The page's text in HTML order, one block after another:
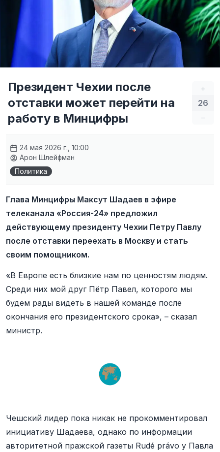
+
26
–
Президент Чехии после
отставки может перейти на
работу в Минцифры
24 мая 2026 г., 10:00
Арон Шлейфман
Политика
Глава Минцифры Максут Шадаев в эфире
телеканала «Россия-24» предложил
действующему президенту Чехии Петру Павлу
после отставки переехать в Москву и стать
своим помощником.
«В Европе есть близкие нам по ценностям людям.
Среди них мой друг Пётр Павел, которого мы
будем рады видеть в нашей команде после
окончания его президентского срока», – сказал
министр.
Чешский лидер пока никак не прокомментировал
инициативу Шадаева, однако по информации
авторитетной пражской газеты Rudé právo у Павла